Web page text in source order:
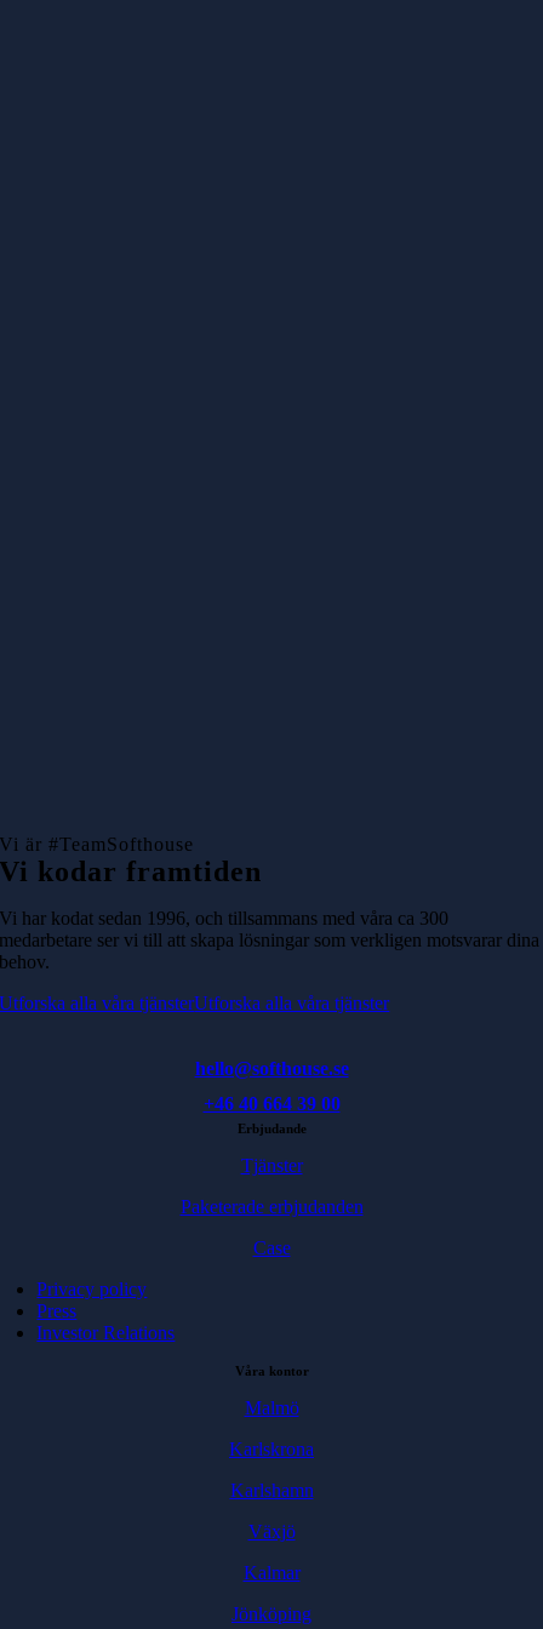
Vi är #TeamSofthouse
Vi kodar framtiden
Vi har kodat sedan 1996, och tillsammans med våra ca 300
medarbetare ser vi till att skapa lösningar som verkligen motsvarar dina
behov.
Utforska alla våra tjänsterUtforska alla våra tjänster
hello@softhouse.se
+46 40 664 39 00
Erbjudande
Tjänster
Paketerade erbjudanden
Case
Privacy policy
Press
Investor Relations
Våra kontor
Malmö
Karlskrona
Karlshamn
Växjö
Kalmar
Jönköping